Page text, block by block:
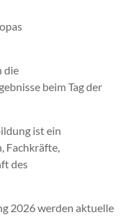
die
beim Tag der
ist ein
Fachkräfte,
des
2026 werden aktuelle